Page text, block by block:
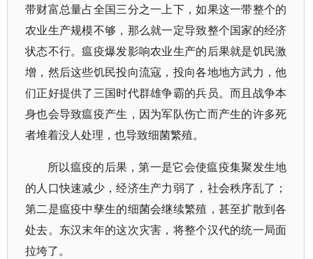
带财富总量占全国三分之一上下，如果这一带整个的
农业生产规模不够，那么就一定导致整个国家的经济
状态不行。瘟疫爆发影响农业生产的后果就是饥民激
增，然后这些饥民投向流寇，投向各地地方武力，他
们正好提供了三国时代群雄争霸的兵员。而且战争本
身也会导致瘟疫产生，因为军队伤亡而产生的许多死
者堆着没人处理，也导致细菌繁殖。
所以瘟疫的后果，第一是它会使瘟疫集聚发生地
的人口快速减少，经济生产力弱了，社会秩序乱了；
第二是瘟疫中孳生的细菌会继续繁殖，甚至扩散到各
处去。东汉末年的这次灾害，将整个汉代的统一局面
拉垮了。